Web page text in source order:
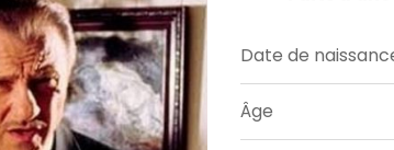
Date de
Âge